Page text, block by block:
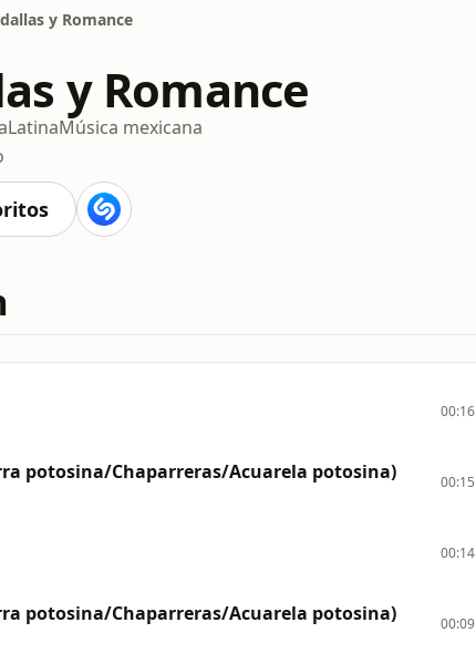
y Romance
y Romance
LatinaMúsica mexicana
00:16
potosina/Chaparreras/Acuarela potosina) 00:15
00:14
potosina/Chaparreras/Acuarela potosina) 00:09